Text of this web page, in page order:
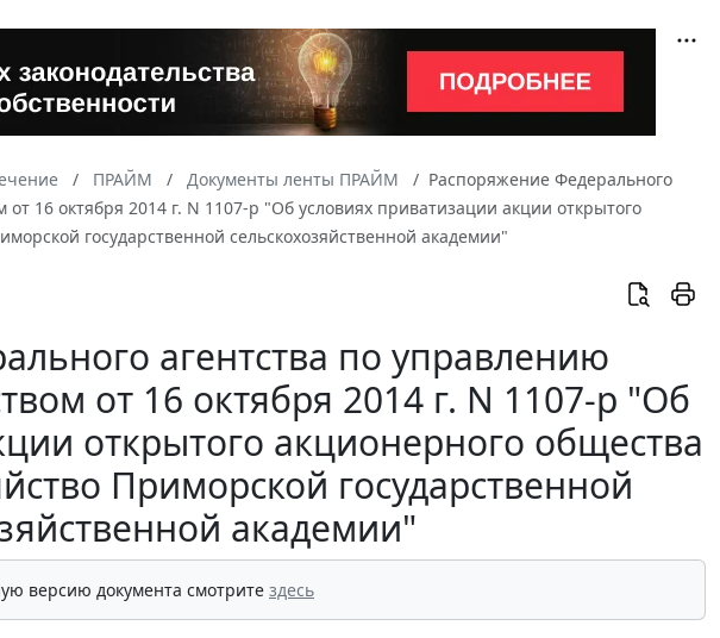
ПРАЙМ Документы ленты ПРАЙМ
Распоряжение Федерального
16 октября 2014 г. N 1107-р "Об условиях приватизации акции открытого
государственной сельскохозяйственной академии"
агентства по управлению
от 16 октября 2014 г. N 1107-р "Об
открытого акционерного общества
Приморской государственной
академии"
версию документа смотрите здесь